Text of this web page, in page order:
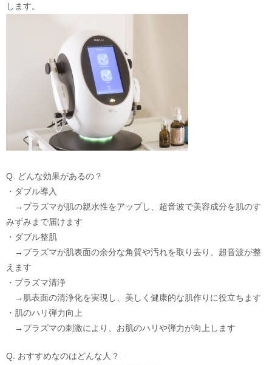
します。
Q. どんな効果があるの？
・ダブル導入
→プラズマが肌の親水性をアップし、超音波で美容成分を肌のす
みずみまで届けます
・ダブル整肌
→プラズマが肌表面の余分な角質や汚れを取り去り、超音波が整
えます
・プラズマ清浄
→肌表面の清浄化を実現し、美しく健康的な肌作りに役立ちます
・肌のハリ弾力向上
→プラズマの刺激により、お肌のハリや弾力が向上します
Q. おすすめなのはどんな人？